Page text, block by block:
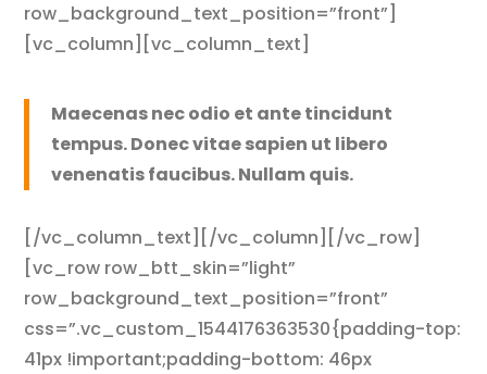
row_background_text_position=”front”]
[vc_column][vc_column_text]
Maecenas nec odio et ante tincidunt
tempus. Donec vitae sapien ut libero
venenatis faucibus. Nullam quis.
[/vc_column_text][/vc_column][/vc_row]
[vc_row row_btt_skin=”light”
row_background_text_position=”front”
css=”.vc_custom_1544176363530{padding-top:
41px !important;padding-bottom: 46px